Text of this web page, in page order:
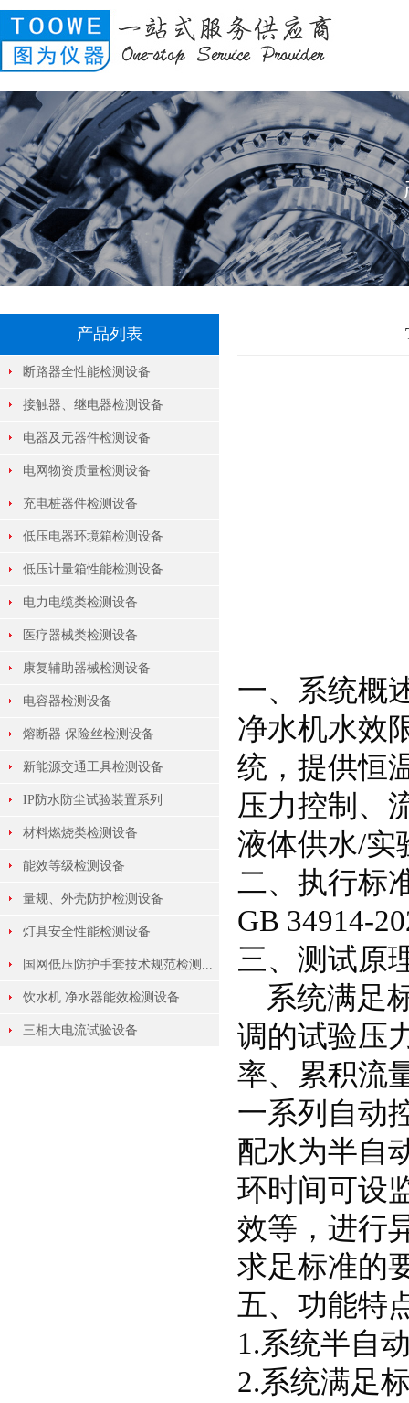
产品列表
断路器全性能检测设备
接触器、继电器检测设备
电器及元器件检测设备
电网物资质量检测设备
充电桩器件检测设备
低压电器环境箱检测设备
低压计量箱性能检测设备
电力电缆类检测设备
医疗器械类检测设备
康复辅助器械检测设备
电容器检测设备
熔断器 保险丝检测设备
新能源交通工具检测设备
IP防水防尘试验装置系列
材料燃烧类检测设备
能效等级检测设备
量规、外壳防护检测设备
灯具安全性能检测设备
国网低压防护手套技术规范检测...
饮水机 净水器能效检测设备
三相大电流试验设备
一、系统概
净水机水效
统，提供恒
压力控制、
液体供水/实
二、执行标
GB 34914-
三、测试原
系统满足
调的试验压
率、累积流
一系列自动
配水为半自
环时间可设
效等，进行
求足标准的
五、功能特
1.系统半自
2.系统满足